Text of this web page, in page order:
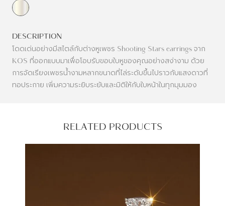
DESCRIPTION
โดดเด่นอย่างมีสไตล์กับต่างหูเพชร Shooting Stars earrings จาก
KOS ที่ออกแบบมาเพื่อโอบรับขอบใบหูของคุณอย่างสง่างาม ด้วย
การจัดเรียงเพชรน้ำงามหลากขนาดที่ไล่ระดับขึ้นไปราวกับแสงดาวที่
ทอประกาย เพิ่มความระยิบระยับและมิติให้กับใบหน้าในทุกมุมมอง
RELATED PRODUCTS